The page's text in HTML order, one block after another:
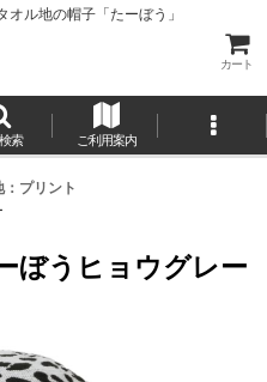
ル地の帽子「たーぼう」
カート
索 ご利用案内
プリント
ぼうヒョウグレー